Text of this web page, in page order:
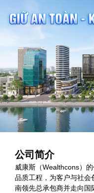
公司简介
威康斯（Wealthcons）
品质工程，为客户与社会
南领先总承包商并走向